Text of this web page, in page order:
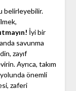
belirleyebilir.
İyi bir
savunma
zayıf
Ayrıca, takım
önemli
zaferi